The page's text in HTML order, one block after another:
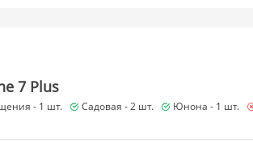
7 Plus
- 1 шт. Садовая -2 шт. Юнона - 1 шт.